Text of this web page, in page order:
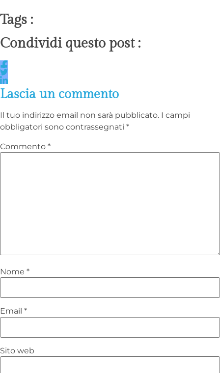
Tags :
Condividi questo post :
Lascia un commento
Il tuo indirizzo email non sarà pubblicato. I campi
obbligatori sono contrassegnati *
Commento *
Nome *
Email *
Sito web